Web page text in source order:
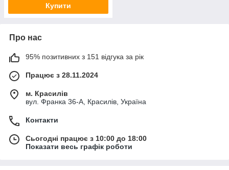
Купити
Про нас
95% позитивних з 151 відгука за рік
Працює з 28.11.2024
м. Красилів
вул. Франка 36-А, Красилів, Україна
Контакти
Сьогодні працює з 10:00 до 18:00
Показати весь графік роботи